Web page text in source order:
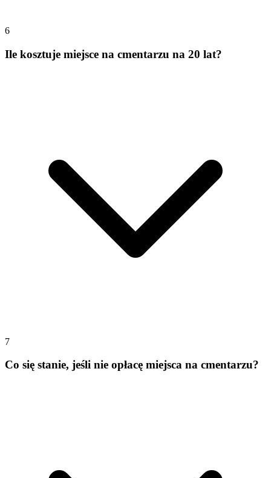
6
Ile kosztuje miejsce na cmentarzu na 20 lat?
7
Co się stanie, jeśli nie opłacę miejsca na cmentarzu?